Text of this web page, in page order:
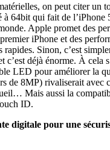
on peut citer un
à 64bit qui fait de l’iPhone
Apple promet des
iPhone et des
rapides. Sinon, c’est
c’est déjà énorme. À cela
LED pour améliorer la
de 8MP) rivaliserait avec
Mais aussi la
ID.
digitale pour une